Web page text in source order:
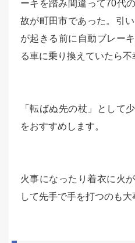
ーキを踏み間違って70代
故が町田市であった。引
が起きる前に自動ブレー
る車に乗り換えていたら不
「転ばぬ先の杖」として
をおすすめします。
火事になったり着衣に火
して先手で手を打つのも大